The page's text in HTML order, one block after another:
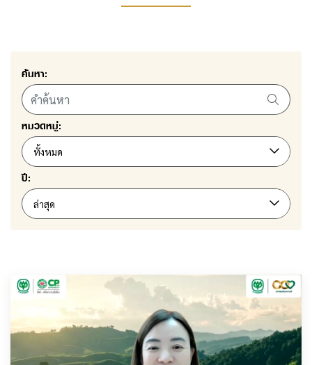
ค้นหา:
หมวดหมู่:
ทั้งหมด
ปี:
ล่าสุด